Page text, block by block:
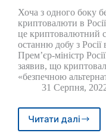
Хоча з одного боку
криптовалюти в
це криптовалютний
останню добу з Росії
Прем’єр-міністр
заявив, що
«безпечною
31 Серпня,
Читати далі
Росія